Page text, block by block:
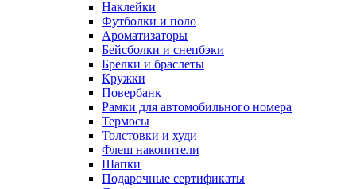
Наклейки
Футболки и поло
Ароматизаторы
Бейсболки и снепбэки
Брелки и браслеты
Кружки
Повербанк
Рамки для автомобильного номера
Термосы
Толстовки и худи
Флеш накопители
Шапки
Подарочные сертификаты